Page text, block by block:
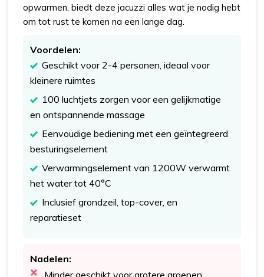
opwarmen, biedt deze jacuzzi alles wat je nodig hebt
om tot rust te komen na een lange dag.
Voordelen:
Geschikt voor 2-4 personen, ideaal voor
kleinere ruimtes
100 luchtjets zorgen voor een gelijkmatige
en ontspannende massage
Eenvoudige bediening met een geïntegreerd
besturingselement
Verwarmingselement van 1200W verwarmt
het water tot 40°C
Inclusief grondzeil, top-cover, en
reparatieset
Nadelen: